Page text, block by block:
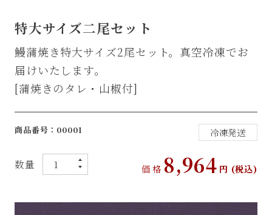
特大サイズ二尾セット
鰻蒲焼き特大サイズ2尾セット。真空冷凍でお
届けいたします。
[蒲焼きのタレ・山椒付]
商品番号：00001 冷凍発送
数量
▲
価格 8,964 円 (税込)